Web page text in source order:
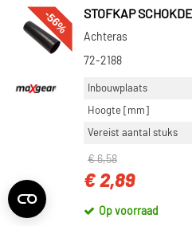
-56% STOFKAP
Achteras
72-2188
Inbouwplaats
Hoogte [mm]
Vereist aantal stuks
€ 6,58
€ 2,89
Op voorraad